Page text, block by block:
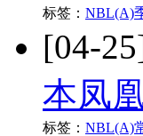
标签： NBL(A)
[04-
本凤
标签： NBL(A)